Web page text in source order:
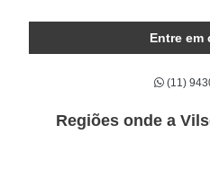
Entre em
(11)
Regiões onde a